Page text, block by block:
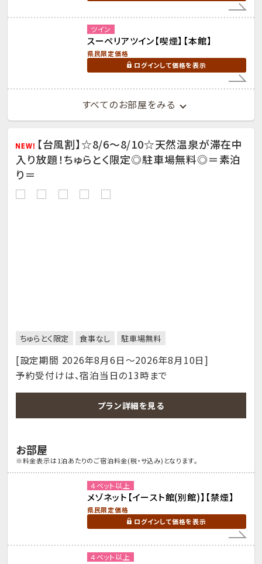
ツイン
スーペリアツイン【喫煙】【本館】
県民限定価格
ログインして価格を表示
すべてのお部屋をみる
【台風割】☆8/6～8/10☆天然温泉が滞在中
入り放題！ちゅらとく限定◎駐車場無料◎＝素泊
り＝
ちゅらとく限定 食事なし 駐車場無料
[設定期間 2026年8月6日～2026年8月10日]
予約受付けは、宿泊当日の13時まで
プラン詳細を見る
お部屋
※料金表示は1泊あたりのご宿泊料金(税・サ込み)となります。
４ベット以上
メゾネット【イースト館(別館)】【禁煙】
県民限定価格
ログインして価格を表示
４ベット以上